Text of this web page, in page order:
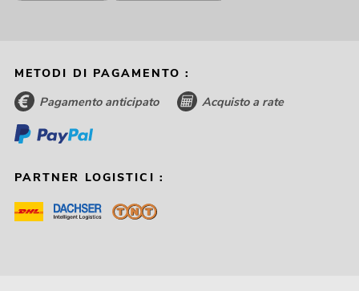
METODI DI PAGAMENTO :
Pagamento anticipato Acquisto a rate
PARTNER LOGISTICI :